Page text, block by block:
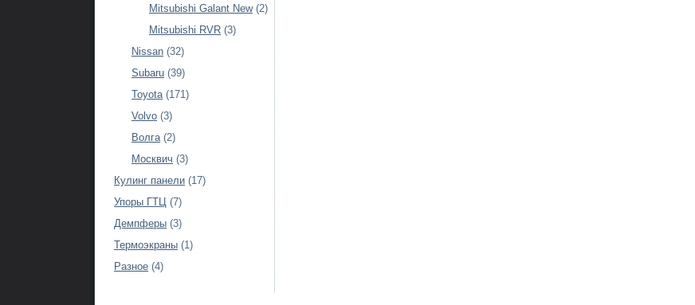
Mitsubishi Galant New (2)
Mitsubishi RVR (3)
Nissan (32)
Subaru (39)
Toyota (171)
Volvo (3)
Волга (2)
Москвич (3)
Кулинг панели (17)
Упоры ГТЦ (7)
Демпферы (3)
Термоэкраны (1)
Разное (4)